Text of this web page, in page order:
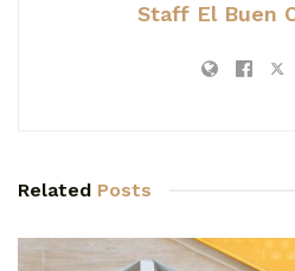
Staff El Buen
Related Posts